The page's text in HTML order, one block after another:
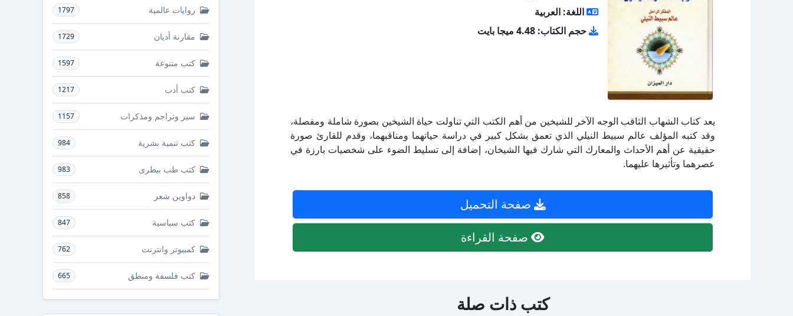
اللغة: العربية
حجم الكتاب: 4.48 ميجا بايت
يعد كتاب الشهاب الثاقب الوجه الآخر للشيخين من أهم الكتب التي تناولت حياة الشيخين بصورة شاملة ومفصلة،
وقد كتبه المؤلف عالم سبيط النيلي الذي تعمق بشكل كبير في دراسة حياتهما ومناقبهما، وقدم للقارئ صورة
حقيقية عن أهم الأحداث والمعارك التي شارك فيها الشيخان، إضافة إلى تسليط الضوء على شخصيات بارزة في
عصرهما وتأثيرها عليهما.
صفحة التحميل
صفحة القراءة
كتب ذات صلة
روايات عالمية 1797
مقارنة أديان 1729
كتب متنوعة 1597
كتب أدب 1217
سير وتراجم ومذكرات 1157
كتب تنمية بشرية 984
كتب طب بيطرى 983
دواوين شعر 858
كتب سياسية 847
كمبيوتر وانترنت 762
كتب فلسفة ومنطق 665